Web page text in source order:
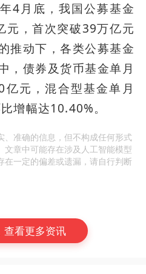
4月底，我国公募基金
元，首次突破39万亿元
推动下，各类公募基金
，债券及货币基金单月
元，混合型基金单月
增幅达10.40%。
、准确的信息，但不构成任何形式
文章中可能存在涉及人工智能模型
在一定的偏差或遗漏，请自行判断
查看更多资讯